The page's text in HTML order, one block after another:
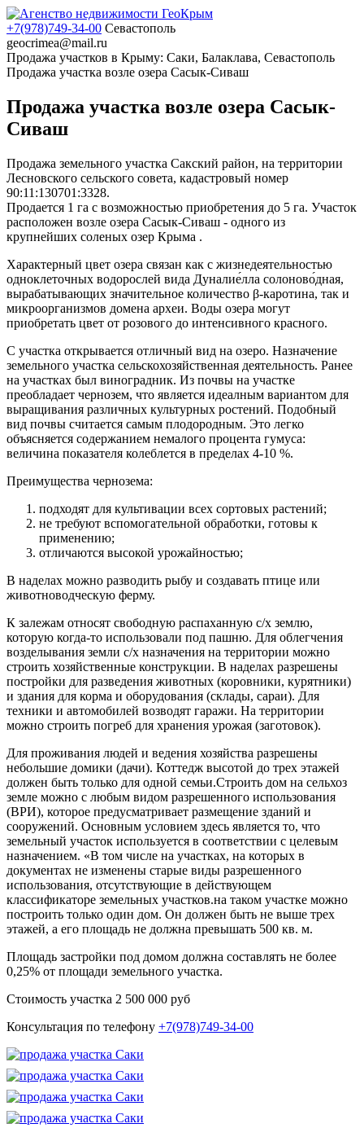
+7(978)749-34-00 Севастополь
geocrimea@mail.ru
Продажа участков в Крыму: Саки, Балаклава, Севастополь
Продажа участка возле озера Сасык-Сиваш
Продажа участка возле озера Сасык-
Сиваш
Продажа земельного участка Сакский район, на территории
Лесновского сельского совета, кадастровый номер
90:11:130701:3328.
Продается 1 га с возможностью приобретения до 5 га. Участок
расположен возле озера Сасык-Сиваш - одного из
крупнейших соленых озер Крыма .
Характерный цвет озера связан как с жизнедеятельностью
одноклеточных водорослей вида Дуналие́лла солоново́дная,
вырабатывающих значительное количество β-каротина, так и
микроорганизмов домена археи. Воды озера могут
приобретать цвет от розового до интенсивного красного.
С участка открывается отличный вид на озеро. Назначение
земельного участка сельскохозяйственная деятельность. Ранее
на участках был виноградник. Из почвы на участке
преобладает чернозем, что является идеалным вариантом для
выращивания различных культурных ростений. Подобный
вид почвы считается самым плодородным. Это легко
объясняется содержанием немалого процента гумуса:
величина показателя колеблется в пределах 4-10 %.
Преимущества чернозема:
подходят для культивации всех сортовых растений;
не требуют вспомогательной обработки, готовы к
применению;
отличаются высокой урожайностью;
В наделах можно разводить рыбу и создавать птице или
животноводческую ферму.
К залежам относят свободную распаханную с/х землю,
которую когда-то использовали под пашню. Для облегчения
возделывания земли с/х назначения на территории можно
строить хозяйственные конструкции. В наделах разрешены
постройки для разведения животных (коровники, курятники)
и здания для корма и оборудования (склады, сараи). Для
техники и автомобилей возводят гаражи. На территории
можно строить погреб для хранения урожая (заготовок).
Для проживания людей и ведения хозяйства разрешены
небольшие домики (дачи). Коттедж высотой до трех этажей
должен быть только для одной семьи.Строить дом на сельхоз
земле можно с любым видом разрешенного использования
(ВРИ), которое предусматривает размещение зданий и
сооружений. Основным условием здесь является то, что
земельный участок используется в соответствии с целевым
назначением. «В том числе на участках, на которых в
документах не изменены старые виды разрешенного
использования, отсутствующие в действующем
классификаторе земельных участков.на таком участке можно
построить только один дом. Он должен быть не выше трех
этажей, а его площадь не должна превышать 500 кв. м.
Площадь застройки под домом должна составлять не более
0,25% от площади земельного участка.
Стоимость участка 2 500 000 руб
Консультация по телефону +7(978)749-34-00